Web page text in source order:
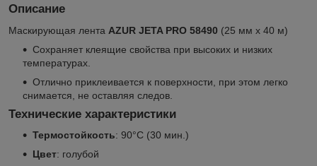
Описание
Маскирующая лента AZUR JETA PRO 58490 (25 мм х 40 м)
Сохраняет клеящие свойства при высоких и низких
температурах.
Отлично приклеивается к поверхности, при этом легко
снимается, не оставляя следов.
Технические характеристики
Термостойкость: 90°С (30 мин.)
Цвет: голубой